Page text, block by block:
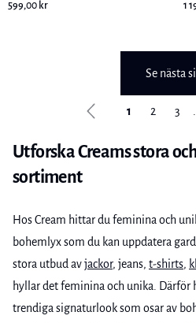
599,00 kr
1
Se nästa
1 2 3
Utforska Creams stora
sortiment
Hos Cream hittar du feminina och
bohemlyx som du kan uppdatera
stora utbud avjackor, jeans, t-shirts,
hyllar det feminina och unika. Därför
trendiga signaturlook som osar av